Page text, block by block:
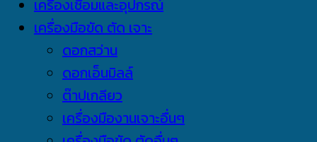
เครื่องเชื่อมและอุปกรณ์
เครื่องมือขัด ตัด เจาะ
ดอกสว่าน
ดอกเอ็นมิลล์
ต๊าปเกลียว
เครื่องมืองานเจาะอื่นๆ